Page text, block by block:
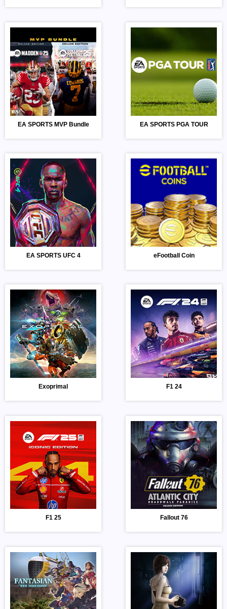
EA SPORTS MVP Bundle EA SPORTS PGA TOUR
EA SPORTS UFC 4 eFootball Coin
Exoprimal F1 24
F1 25 Fallout 76